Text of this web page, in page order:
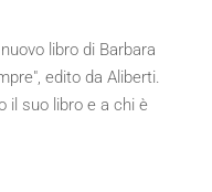
libro di Barbara
edito da Aliberti.
il suo libro e a chi è